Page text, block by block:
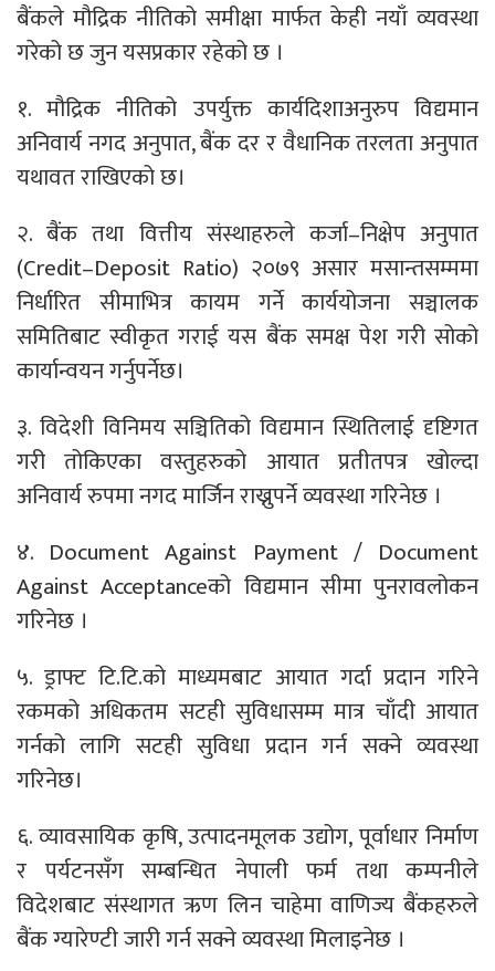
बैंकले मौद्रिक नीतिको समीक्षा मार्फत केही नयाँ व्यवस्था
गरेको छ जुन यसप्रकार रहेको छ ।
१. मौद्रिक नीतिको उपर्युक्त कार्यदिशाअनुरुप विद्यमान
अनिवार्य नगद अनुपात, बैंक दर र वैधानिक तरलता अनुपात
यथावत राखिएको छ।
२. बैंक तथा वित्तीय संस्थाहरुले कर्जा–निक्षेप अनुपात
(Credit–Deposit Ratio) २०७९ असार मसान्तसम्ममा
निर्धारित सीमाभित्र कायम गर्ने कार्ययोजना सञ्चालक
समितिबाट स्वीकृत गराई यस बैंक समक्ष पेश गरी सोको
कार्यान्वयन गर्नुपर्नेछ।
३. विदेशी विनिमय सञ्चितिको विद्यमान स्थितिलाई दृष्टिगत
गरी तोकिएका वस्तुहरुको आयात प्रतीतपत्र खोल्दा
अनिवार्य रुपमा नगद मार्जिन राख्नुपर्ने व्यवस्था गरिनेछ ।
४. Document Against Payment / Document
Against Acceptanceको विद्यमान सीमा पुनरावलोकन
गरिनेछ ।
५. ड्राफ्ट टि.टि.को माध्यमबाट आयात गर्दा प्रदान गरिने
रकमको अधिकतम सटही सुविधासम्म मात्र चाँदी आयात
गर्नको लागि सटही सुविधा प्रदान गर्न सक्ने व्यवस्था
गरिनेछ।
६. व्यावसायिक कृषि, उत्पादनमूलक उद्योग, पूर्वाधार निर्माण
र पर्यटनसँग सम्बन्धित नेपाली फर्म तथा कम्पनीले
विदेशबाट संस्थागत ऋण लिन चाहेमा वाणिज्य बैंकहरुले
बैंक ग्यारेण्टी जारी गर्न सक्ने व्यवस्था मिलाइनेछ ।